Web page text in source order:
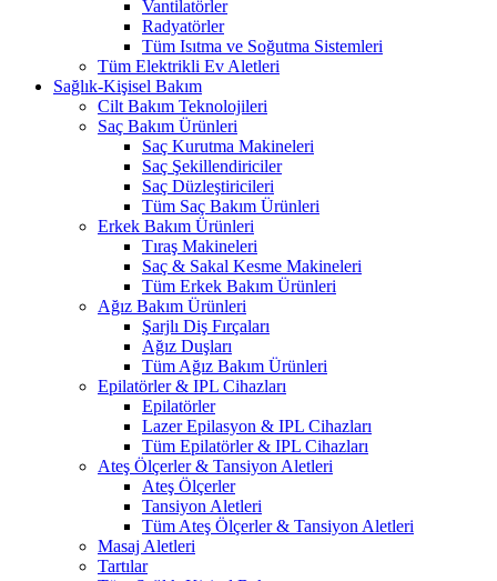
Vantilatörler
Radyatörler
Tüm Isıtma ve Soğutma Sistemleri
Tüm Elektrikli Ev Aletleri
Sağlık-Kişisel Bakım
Cilt Bakım Teknolojileri
Saç Bakım Ürünleri
Saç Kurutma Makineleri
Saç Şekillendiriciler
Saç Düzleştiricileri
Tüm Saç Bakım Ürünleri
Erkek Bakım Ürünleri
Tıraş Makineleri
Saç & Sakal Kesme Makineleri
Tüm Erkek Bakım Ürünleri
Ağız Bakım Ürünleri
Şarjlı Diş Fırçaları
Ağız Duşları
Tüm Ağız Bakım Ürünleri
Epilatörler & IPL Cihazları
Epilatörler
Lazer Epilasyon & IPL Cihazları
Tüm Epilatörler & IPL Cihazları
Ateş Ölçerler & Tansiyon Aletleri
Ateş Ölçerler
Tansiyon Aletleri
Tüm Ateş Ölçerler & Tansiyon Aletleri
Masaj Aletleri
Tartılar